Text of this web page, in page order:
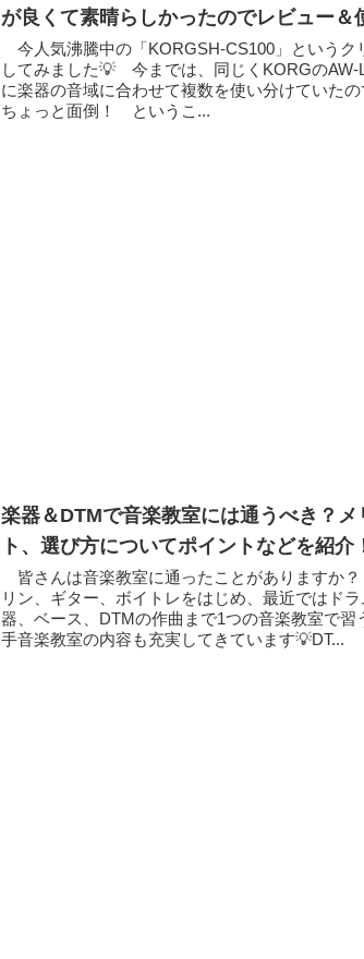
が良くて素晴らしかったのでレビュー＆
今人気沸騰中の「KORGSH-CS100」というク
してみました💡 今までは、同じくKORGのAW-
に楽器の音域に合わせて複数を使い分けていた
ちょっと面倒！ というこ...
楽器＆DTMで音楽教室には通うべき？メ
ト、選び方についてポイントなどを紹介
皆さんは音楽教室に通ったことがありますか
リン、ギター、ボイトレをはじめ、最近ではド
器、ベース、DTMの作曲まで1つの音楽教室で習
手音楽教室の内容も充実してきています💡DT...